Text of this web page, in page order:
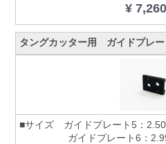
¥
タングカッター用 ガイドプレ
■サイズ ガイドプレート5：
ガイドプレート6：